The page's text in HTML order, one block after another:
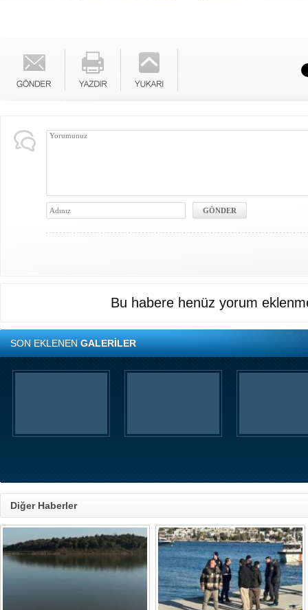
Bu habere henüz yorum
SON EKLENENGALERİLER
Diğer Haberler